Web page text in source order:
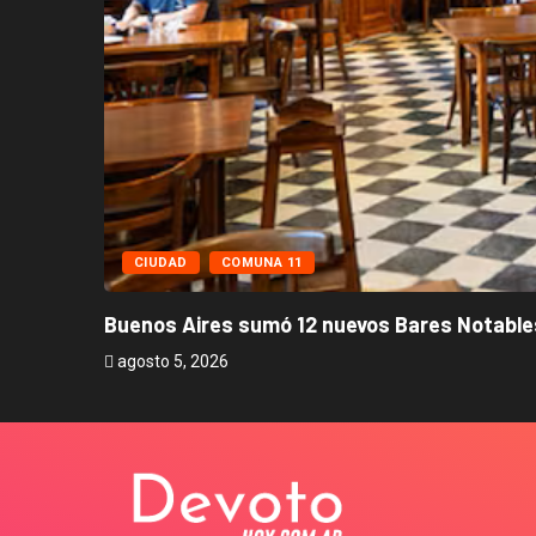
CIUDAD COMUNA 11
Buenos Aires sumó 12 nuevos Bares
agosto 5, 2026